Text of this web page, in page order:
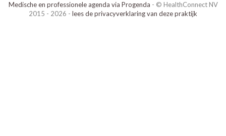
Medische en professionele agenda via Progenda - © HealthConnect NV
2015 - 2026 - lees de privacyverklaring van deze praktijk